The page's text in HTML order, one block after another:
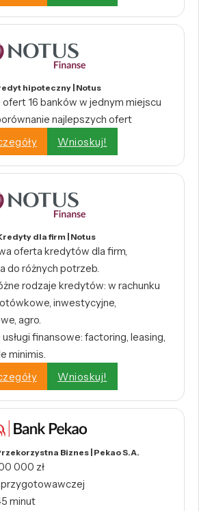
hipoteczny | Notus
16 banków w jednym miejscu
najlepszych ofert
Wnioskuj!
dla firm | Notus
oferta kredytów dla firm,
do różnych potrzeb.
rodzaje kredytów: w rachunku
inwestycyjne,
agro.
finansowe: factoring, leasing,
minimis.
Wnioskuj!
Biznes | Pekao S.A.
000 zł
minut